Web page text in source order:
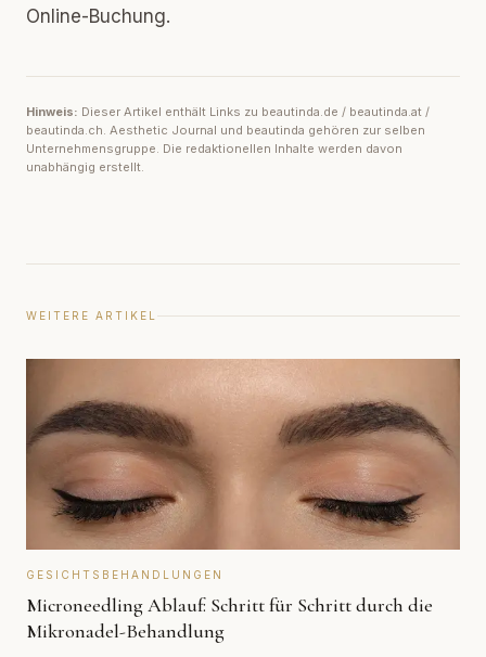
Online-Buchung.
Hinweis: Dieser Artikel enthält Links zu beautinda.de / beautinda.at /
beautinda.ch. Aesthetic Journal und beautinda gehören zur selben
Unternehmensgruppe. Die redaktionellen Inhalte werden davon
unabhängig erstellt.
WEITERE ARTIKEL
GESICHTSBEHANDLUNGEN
Microneedling Ablauf: Schritt für Schritt durch die
Mikronadel-Behandlung